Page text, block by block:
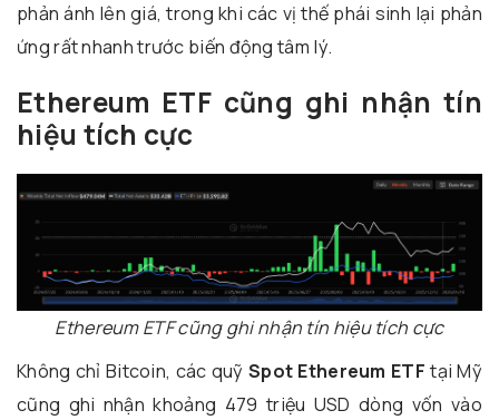
phản ánh lên giá, trong khi các vị thế phái sinh lại phản
ứng rất nhanh trước biến động tâm lý.
Ethereum ETF cũng ghi nhận tín
hiệu tích cực
Ethereum ETF cũng ghi nhận tín hiệu tích cực
Không chỉ Bitcoin, các quỹ Spot Ethereum ETFtại Mỹ
cũng ghi nhận khoảng 479 triệu USD dòng vốn vào